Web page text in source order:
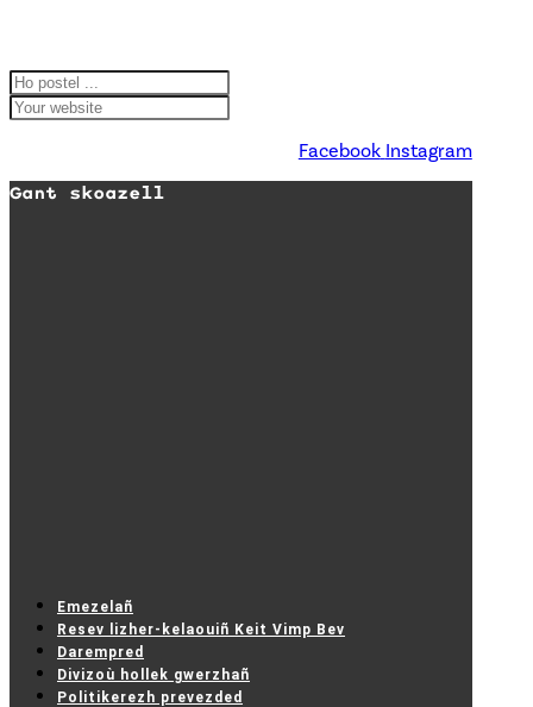
Facebook Instagram
Gant skoazell
Emezelañ
Resev lizher-kelaouiñ Keit Vimp Bev
Darempred
Divizoù hollek gwerzhañ
Politikerezh prevezded